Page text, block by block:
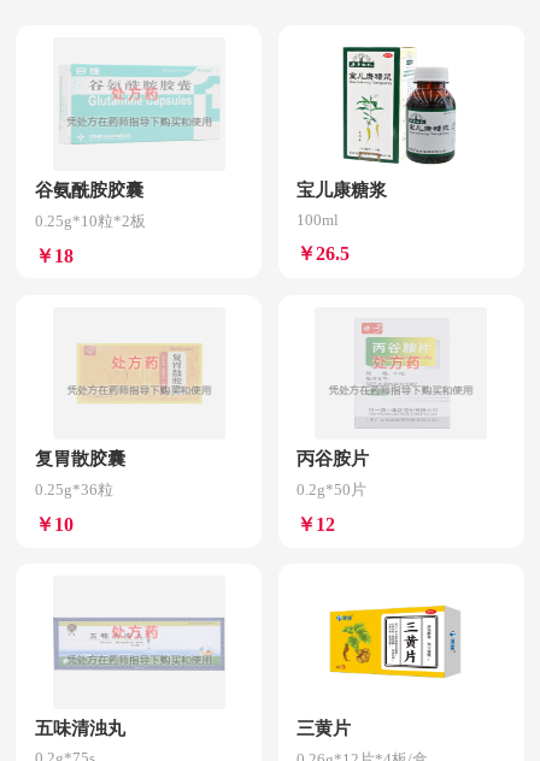
谷氨酰胺胶囊
0.25g*10粒*2板
￥18
宝儿康糖浆
100ml
￥26.5
复胃散胶囊
0.25g*36粒
￥10
丙谷胺片
0.2g*50片
￥12
五味清浊丸 三黄片